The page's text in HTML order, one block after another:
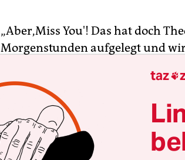
„Aber,Miss You'! Das hat doch
Morgenstunden aufgelegt und
Music, wenn’s um Mick Jagger
Band bequem in einen
Anfänge 1962–1972. Phase II: 50
Okay, 1978 haben die Rolling
taz 